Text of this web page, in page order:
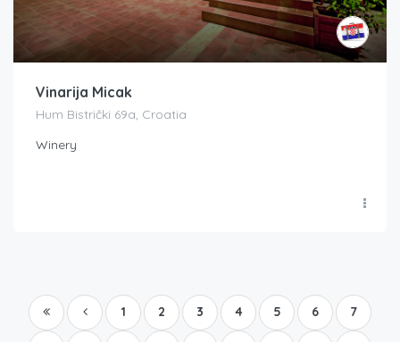
Vinarija Micak
Hum Bistrički 69a, Croatia
Winery
1 2 3 4 5 6 7